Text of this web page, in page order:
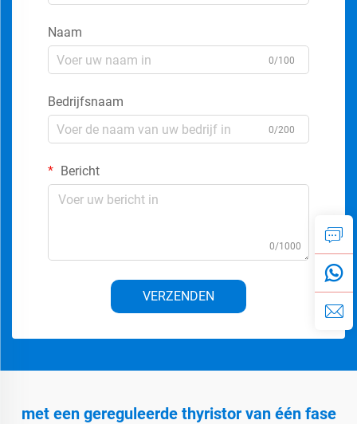
Naam
0/100
Bedrijfsnaam
0/200
Bericht
0/1000
VERZENDEN
met een gereguleerde thyristor van één fase